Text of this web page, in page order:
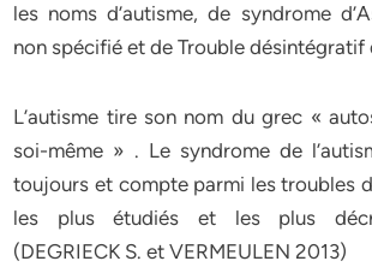
les noms d’autisme, de syndrome
non spécifié et de Trouble désintégratif
L’autisme tire son nom du grec «
soi-même » . Le syndrome de
toujours et compte parmi les troubles
les plus étudiés et les plus
(DEGRIECK S. et VERMEULEN 2013)